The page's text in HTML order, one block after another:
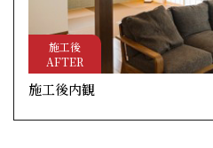
施工後
AFTER
施工後内観